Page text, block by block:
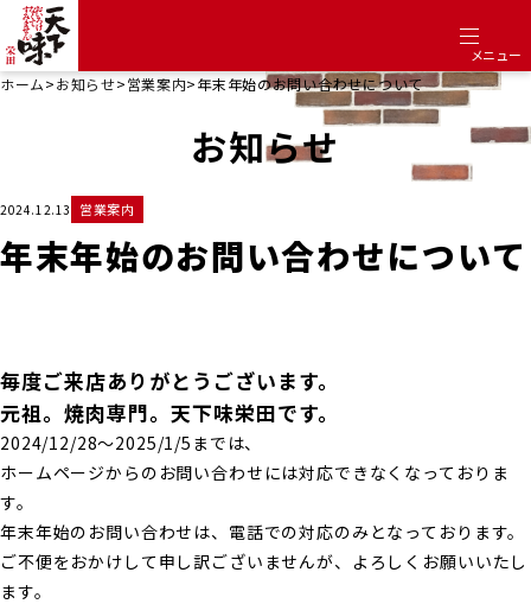
メニュー
ホーム>お知らせ>営業案内>年末年始のお問い合わせについて
お知らせ
2024.12.13 営業案内
年末年始のお問い合わせについて
毎度ご来店ありがとうございます。
元祖。焼肉専門。天下味栄田です。
2024/12/28～2025/1/5までは、
ホームページからのお問い合わせには対応できなくなっておりま
す。
年末年始のお問い合わせは、電話での対応のみとなっております。
ご不便をおかけして申し訳ございませんが、よろしくお願いいたし
ます。